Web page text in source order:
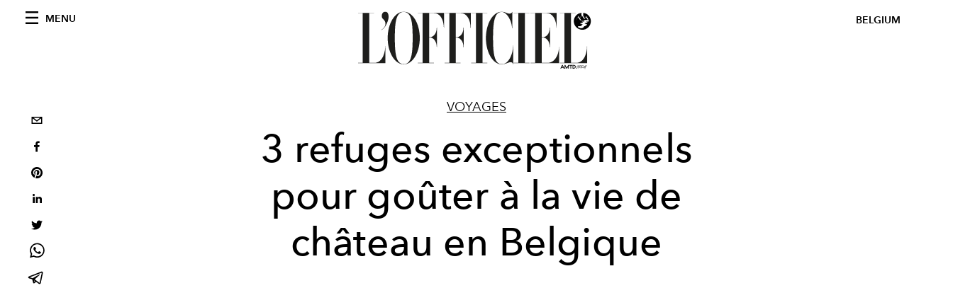
MENU BELGIUM
VOYAGES
3 refuges exceptionnels
pour goûter à la vie de
château en Belgique